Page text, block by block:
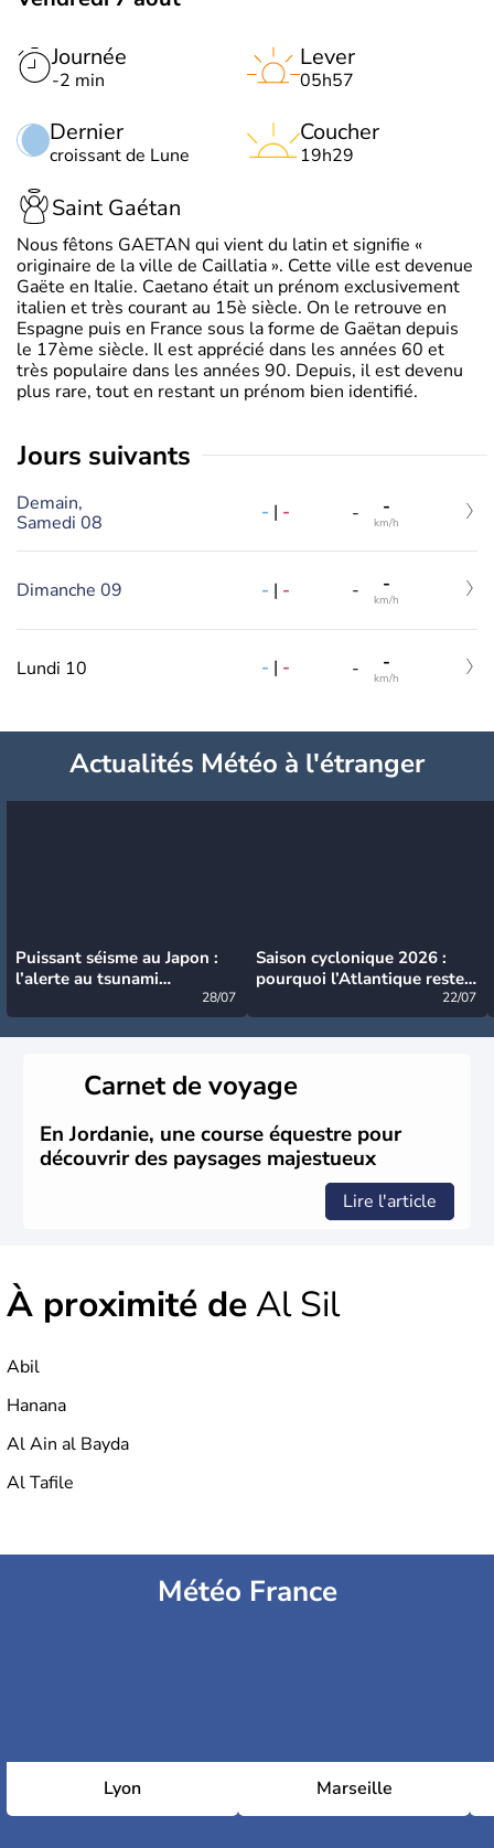
Journée
-2 min
Dernier
croissant de Lune
Lever
05h57
Coucher
19h29
Saint Gaétan
Nous fêtons GAETAN qui vient du latin et signifie «
originaire de la ville de Caillatia ». Cette ville est devenue
Gaëte en Italie. Caetano était un prénom exclusivement
italien et très courant au 15è siècle. On le retrouve en
Espagne puis en France sous la forme de Gaëtan depuis
le 17ème siècle. Il est apprécié dans les années 60 et
très populaire dans les années 90. Depuis, il est devenu
plus rare, tout en restant un prénom bien identifié.
jours suivants
Demain,
Samedi 08
- | - - -
km/h
Dimanche 09 - | - - -
km/h
Lundi 10 - | - - -
km/h
Actualités Météo à l'étranger
Puissant séisme au Japon :
l’alerte au tsunami
28/07
Saison cyclonique 2026 :
pourquoi l’Atlantique reste
22/07
Carnet de voyage
En Jordanie, une course équestre pour
découvrir des paysages majestueux
Lire l'article
À proximité deAl Sil
Abil
Hanana
Al Ain al Bayda
Al Tafile
Météo France
Lyon Marseille